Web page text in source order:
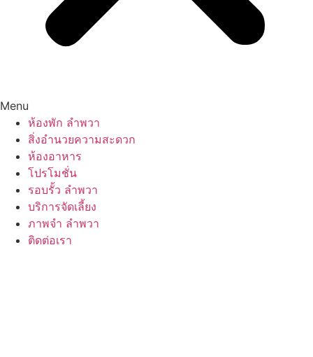
Menu
ห้องพัก ลำพวา
สิ่งอำนวยความสะดวก
ห้องอาหาร
โปรโมชั่น
รอบรั้ว ลำพวา
บริการจัดเลี้ยง
ภาพจำ ลำพวา
ติดต่อเรา